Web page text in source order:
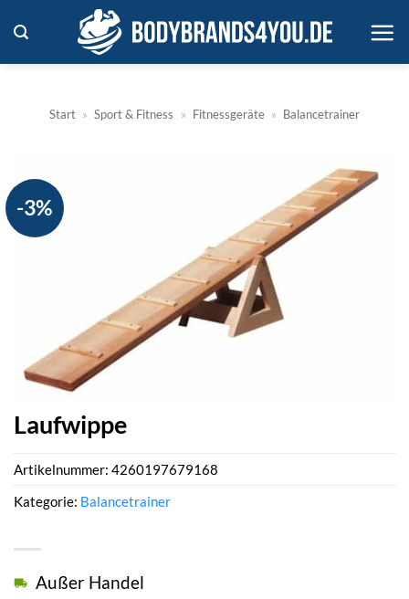
Inhalt
springen
Start » Sport & Fitness » Fitnessgeräte » Balancetrainer
-3%
Laufwippe
Außer Handel
Artikelnummer: 4260197679168
Kategorie: Balancetrainer